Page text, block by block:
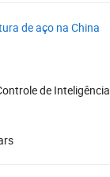
de aço na China
de Inteligência